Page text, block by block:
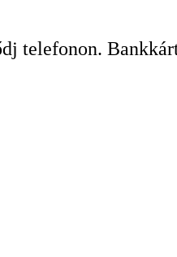
telefonon.